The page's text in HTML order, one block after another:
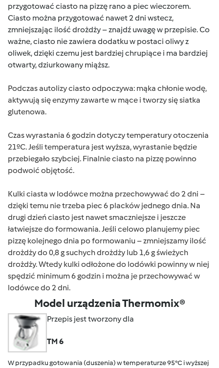
przygotować ciasto na pizzę rano a piec wieczorem.
Ciasto można przygotować nawet 2 dni wstecz,
zmniejszając ilość drożdży – znajdź uwagę w przepisie. Co
ważne, ciasto nie zawiera dodatku w postaci oliwy z
oliwek, dzięki czemu jest bardziej chrupiące i ma bardziej
otwarty, dziurkowany miąższ.
Podczas autolizy ciasto odpoczywa: mąka chłonie wodę,
aktywują się enzymy zawarte w mące i tworzy się siatka
glutenowa.
Czas wyrastania 6 godzin dotyczy temperatury otoczenia
21ºC. Jeśli temperatura jest wyższa, wyrastanie będzie
przebiegało szybciej. Finalnie ciasto na pizzę powinno
podwoić objętość.
Kulki ciasta w lodówce można przechowywać do 2 dni –
dzięki temu nie trzeba piec 6 placków jednego dnia. Na
drugi dzień ciasto jest nawet smaczniejsze i jeszcze
łatwiejsze do formowania. Jeśli celowo planujemy piec
pizzę kolejnego dnia po formowaniu – zmniejszamy ilość
drożdży do 0,8 g suchych drożdży lub 1,6 g świeżych
drożdży. Wtedy kulki odłożone do lodówki powinny w niej
spędzić minimum 6 godzin i można je przechowywać w
lodówce do 2 dni.
Model urządzenia Thermomix®
Przepis jest tworzony dla
TM 6
W przypadku gotowania (duszenia) w temperaturze 95°C i wyższej